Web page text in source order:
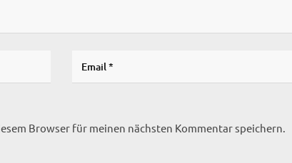
Browser für meinen nächsten Kommentar speichern.